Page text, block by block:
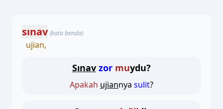
sınav (kata benda)
ujian,
Sınav zor muydu?
Apakah ujiannya sulit?